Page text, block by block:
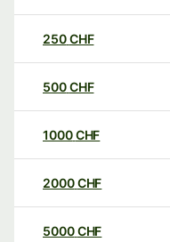
250CHF
500CHF
1000CHF
2000CHF
5000CHF